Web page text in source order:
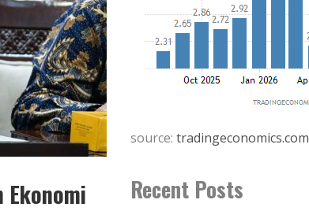
source: tradingeconomics.com
Recent Posts